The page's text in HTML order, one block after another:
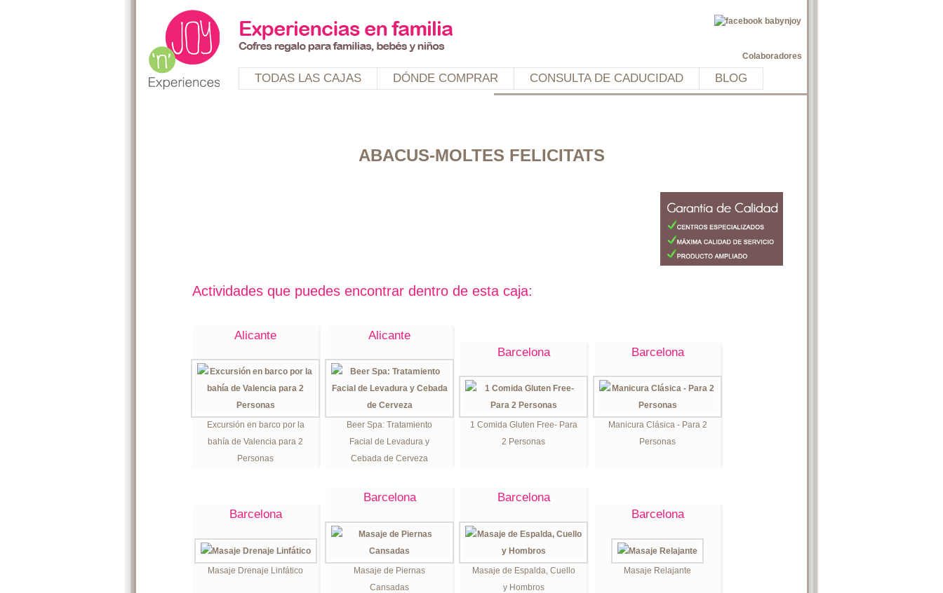
TODAS LAS CAJAS DÓNDE COMPRAR CONSULTA DE CADUCIDAD BLOG
Colaboradores
ABACUS-MOLTES FELICITATS
Actividades que puedes encontrar dentro de esta caja:
Alicante
Excursión en barco por la
bahía de Valencia para 2
Personas
Alicante
Beer Spa: Tratamiento
Facial de Levadura y
Cebada de Cerveza
Barcelona
1 Comida Gluten Free- Para
2 Personas
Barcelona
Manicura Clásica - Para 2
Personas
Barcelona
Masaje Drenaje Linfático
Barcelona
Masaje de Piernas
Cansadas
Barcelona
Masaje de Espalda, Cuello
y Hombros
Barcelona
Masaje Relajante